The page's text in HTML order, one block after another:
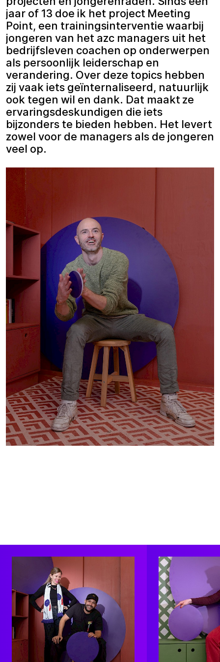
jaar of 13 doe ik het project Meeting
Point, een trainingsinterventie waarbij
jongeren van het azc managers uit het
bedrijfsleven coachen op onderwerpen
als persoonlijk leiderschap en
verandering. Over deze topics hebben
zij vaak iets geïnternaliseerd, natuurlijk
ook tegen wil en dank. Dat maakt ze
ervaringsdeskundigen die iets
bijzonders te bieden hebben. Het levert
zowel voor de managers als de jongeren
veel op.